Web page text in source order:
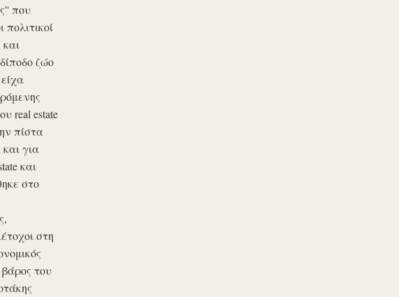
που
ζώο
real estate
πίστα
για
και
στο
στη
του